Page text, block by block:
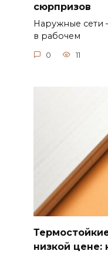
сюрпризов
Наружные сети
в рабочем
0 11
низкой цене: